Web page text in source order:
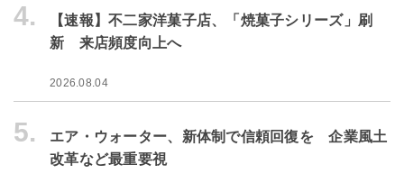
4.
【速報】不二家洋菓子店、「焼菓子シリーズ」刷
新 来店頻度向上へ
2026.08.04
5.
エア・ウォーター、新体制で信頼回復を 企業風土
改革など最重要視